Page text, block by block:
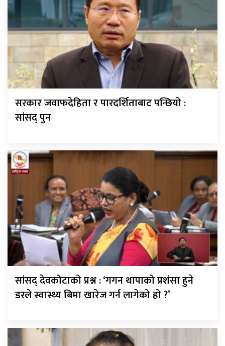
सरकार जवाफदेहिता र पारदर्शिताबाट पन्छियो :
सांसद् पुन
सांसद् देवकोटाको प्रश्न : ‘गगन थापाको प्रशंसा हुने
डरले स्वास्थ्य बिमा खारेज गर्न लागेको हो ?’